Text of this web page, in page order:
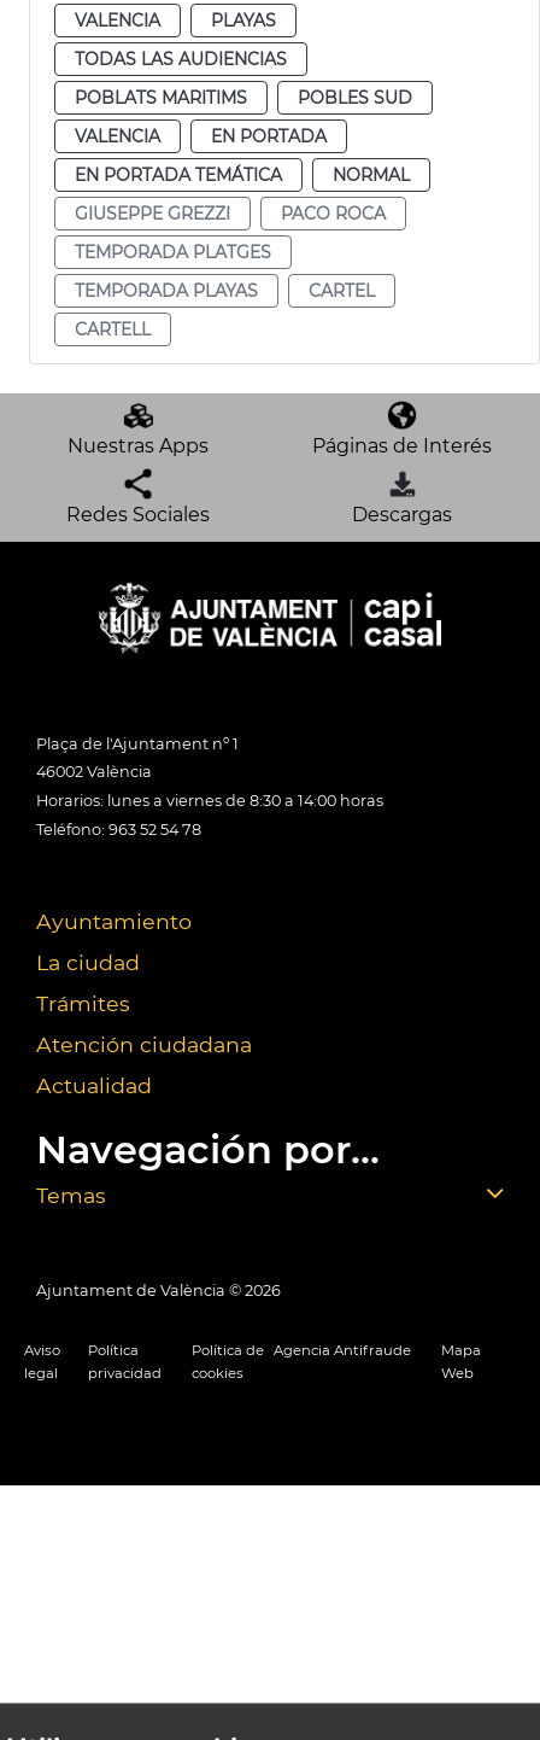
VALENCIA
PLAYAS
TODAS LAS AUDIENCIAS
POBLATS MARITIMS
POBLES SUD
VALENCIA
EN PORTADA
EN PORTADA TEMÁTICA
NORMAL
GIUSEPPE GREZZI
PACO ROCA
TEMPORADA PLATGES
TEMPORADA PLAYAS
CARTEL
CARTELL
Nuestras Apps Páginas de Interés
Redes Sociales Descargas
Plaça de l'Ajuntament nº 1
46002 València
Horarios: lunes a viernes de 8:30 a 14:00 horas
Teléfono: 963 52 54 78
Ayuntamiento
La ciudad
Trámites
Atención ciudadana
Actualidad
Navegación por...
Temas
Ajuntament de València © 2026
Aviso
legal
Política
privacidad
Política de
cookies
Agencia Antifraude
Mapa
Web